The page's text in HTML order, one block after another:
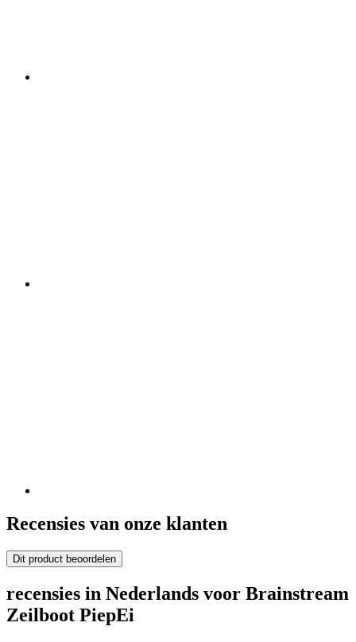
Recensies van onze klanten
Dit product beoordelen
recensies in Nederlands voor Brainstream
Zeilboot PiepEi